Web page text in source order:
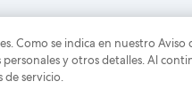
Group. Todos los derechos
Como se indica en nuestro Aviso
y otros detalles. Al
de servicio.